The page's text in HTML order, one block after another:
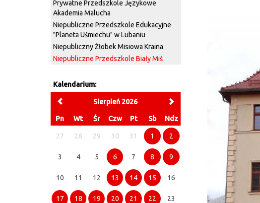
Prywatne Przedszkole Językowe
Akademia Malucha
Niepubliczne Przedszkole Edukacyjne
"Planeta Uśmiechu" w Lubaniu
Niepubliczny Żłobek Misiowa Kraina
Niepubliczne Przedszkole Biały Miś
Kalendarium:
Sierpień 2026
Pn Wt Śr Czw Pt Sb Ndz
27 28 29 30 31 1 2
3 4 5 6 7 8 9
10 11 12 13 14 15 16
17 18 19 20 21 22 23